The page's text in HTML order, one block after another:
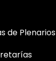
de Plenarios